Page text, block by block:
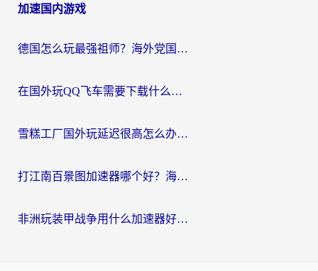
加速国内游戏
德国怎么玩最强祖师？海外党国服游戏加速器选择全攻略（附宝可梦Online实测）
在国外玩QQ飞车需要下载什么加速器呢？海外党亲测有效的国服游戏加速指南
雪糕工厂国外玩延迟很高怎么办？海外玩家国服游戏加速终极攻略（附实测推荐）
打江南百景图加速器哪个好？海外党踩坑N次后，终于找到不卡的秘诀
非洲玩装甲战争用什么加速器好？海外党亲测有效的国服游戏加速方案